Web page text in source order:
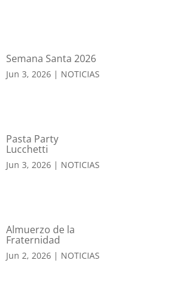
Semana Santa 2026
Jun 3, 2026| NOTICIAS
Pasta Party
Lucchetti
Jun 3, 2026| NOTICIAS
Almuerzo de la
Fraternidad
Jun 2, 2026| NOTICIAS